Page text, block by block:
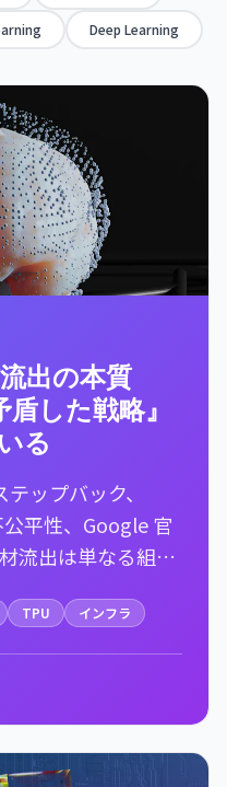
Deep Learning
出の本質
した戦略』
る
ップバック、
平性、Google 官
流出は単なる組織
TPU インフラ